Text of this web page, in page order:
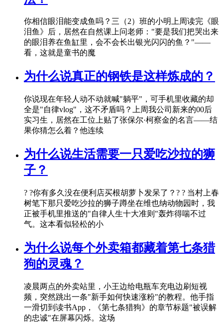
你相信眼泪能变成鱼吗？三（2）班的小明上周读完《眼
泪鱼》后，居然在自然课上问老师："要是我们把哭出来
的眼泪养在鱼缸里，会不会长出银光闪闪的鱼？"——
看，这就是童书的魔
为什么说真正的钢铁是这样炼成的？
你说现在年轻人动不动就喊"躺平"，可手机里收藏的却
全是"自律vlog"，这不矛盾吗？上周我公司新来的00后
实习生，居然在工位上贴了张保尔·柯察金的名言——结
果你猜怎么着？他连续
为什么说生活需要一只爱吃沙拉的狮
子？
? ?你有多久没在便利店买根胡萝卜发呆了？? ? 当村上春
树笔下那只爱吃沙拉的狮子蹲坐在维也纳动物园时，我
正被手机里推送的"自律人生十大准则"轰炸得喘不过
气。这本看似轻松的小
为什么说每个外卖箱都藏着第七条猎
狗的灵魂？
凌晨两点的外卖站里，小王边给电瓶车充电边刷短视
频，突然跳出一条"新手如何快速涨粉"的教程。他手指
一滑切到读书App，《第七条猎狗》的章节标题"被误解
的忠诚"在屏幕闪烁。这场